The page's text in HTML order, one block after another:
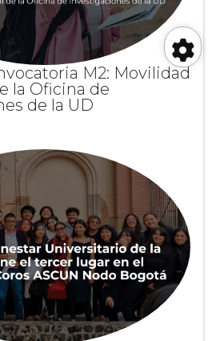
M2: Movilidad
la Oficina de
de la UD